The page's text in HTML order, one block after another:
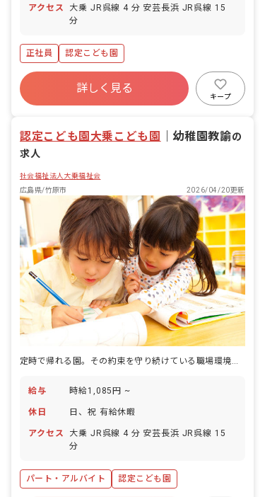
アクセス
大乗 JR呉線 4 分 安芸長浜 JR呉線 15
分
正社員 認定こども園
詳しく見る
キープ
認定こども園大乗こども園 ｜幼稚園教諭の
求人
社会福祉法人大乗福祉会
広島県/竹原市
2026/04/20更新
定時で帰れる園。その約束を守り続けている職場環境がここに
給与 時給1,085円 ~
休日 日、祝 有給休暇
アクセス
大乗 JR呉線 4 分 安芸長浜 JR呉線 15
分
パート・アルバイト 認定こども園